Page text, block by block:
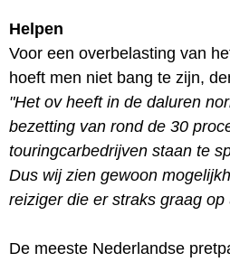
Helpen
Voor een overbelasting van
hoeft men niet bang te zijn,
"Het ov heeft in de daluren
bezetting van rond de 30
touringcarbedrijven staan te
Dus wij zien gewoon
reiziger die er straks graag op
De meeste Nederlandse